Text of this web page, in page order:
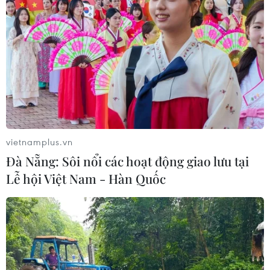
vietnamplus.vn
Đà Nẵng: Sôi nổi các hoạt động giao lưu tại
Lễ hội Việt Nam - Hàn Quốc